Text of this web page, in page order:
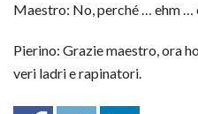
Maestro: No, perché … ehm …
Pierino: Grazie maestro, ora
veri ladri e rapinatori.